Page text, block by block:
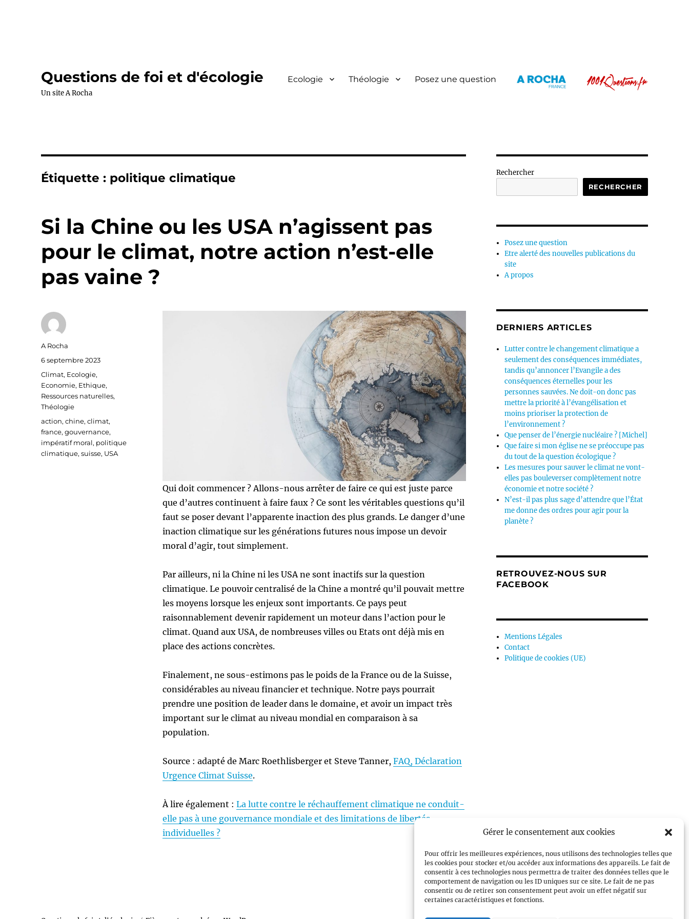
Gérer le consentement aux cookies
Pour offrir les meilleures expériences, nous utilisons des technologies telles que
les cookies pour stocker et/ou accéder aux informations des appareils. Le fait de
consentir à ces technologies nous permettra de traiter des données telles que le
comportement de navigation ou les ID uniques sur ce site. Le fait de ne pas
consentir ou de retirer son consentement peut avoir un effet négatif sur
certaines caractéristiques et fonctions.
Questions de foi et d'écologie
Un site A Rocha
Ecologie Théologie Posez une question
Étiquette : politique climatique
Si la Chine ou les USA n’agissent pas
pour le climat, notre action n’est-elle
pas vaine ?
Qui doit commencer ? Allons-nous arrêter de faire ce qui est juste parce
que d’autres continuent à faire faux ? Ce sont les véritables questions qu’il
faut se poser devant l’apparente inaction des plus grands. Le danger d’une
inaction climatique sur les générations futures nous impose un devoir
moral d’agir, tout simplement.
Par ailleurs, ni la Chine ni les USA ne sont inactifs sur la question
climatique. Le pouvoir centralisé de la Chine a montré qu’il pouvait mettre
les moyens lorsque les enjeux sont importants. Ce pays peut
raisonnablement devenir rapidement un moteur dans l’action pour le
climat. Quand aux USA, de nombreuses villes ou Etats ont déjà mis en
place des actions concrètes.
Finalement, ne sous-estimons pas le poids de la France ou de la Suisse,
considérables au niveau financier et technique. Notre pays pourrait
prendre une position de leader dans le domaine, et avoir un impact très
important sur le climat au niveau mondial en comparaison à sa
population.
Source : adapté de Marc Roethlisberger et Steve Tanner, FAQ, Déclaration
Urgence Climat Suisse.
À lire également : La lutte contre le réchauffement climatique ne conduit-
elle pas à une gouvernance mondiale et des limitations de libertés
individuelles ?
Auteur
A Rocha
Publié
le
6 septembre 2023
Catégories
Climat, Ecologie,
Economie, Ethique,
Ressources naturelles,
Théologie
Étiquettes
action,chine,climat,
france,gouvernance,
impératif moral, politique
climatique,suisse, USA
Rechercher
RECHERCHER
Posez une question
Etre alerté des nouvelles publications du
site
A propos
DERNIERS ARTICLES
Lutter contre le changement climatique a
seulement des conséquences immédiates,
tandis qu’annoncer l’Evangile a des
conséquences éternelles pour les
personnes sauvées. Ne doit-on donc pas
mettre la priorité à l’évangélisation et
moins prioriser la protection de
l’environnement ?
Que penser de l’énergie nucléaire ? [Michel]
Que faire si mon église ne se préoccupe pas
du tout de la question écologique ?
Les mesures pour sauver le climat ne vont-
elles pas bouleverser complètement notre
économie et notre société ?
N’est-il pas plus sage d’attendre que l’État
me donne des ordres pour agir pour la
planète ?
RETROUVEZ-NOUS SUR
FACEBOOK
Mentions Légales
Contact
Politique de cookies (UE)